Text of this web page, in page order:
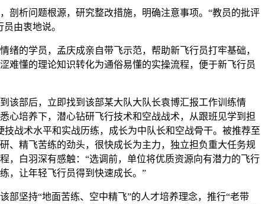
剖析问题根源，研究整改措施，明确注意事项。“教员的批评
由衷地说。
绪的学员，孟庆成亲自带飞示范，帮助新飞行员打牢基础，
难懂的理论知识转化为通俗易懂的实操流程，便于新飞行员
该部后，立即找到该部某大队大队长袁博汇报工作训练情
心培养下，潜心钻研飞行技术和空战战术，从跟班见学到担
战术水平和实战历练，成长为中队长和空战骨干。被推荐至
、精飞苦练的劲头，很快成长为主力，独立担负重大任务规
，白羽深有感触：“选调前，单位将优质资源向有潜力的飞行
，让年轻飞行员得到快速成长。”
部坚持“地面苦练、空中精飞”的人才培养理念，推行“老带